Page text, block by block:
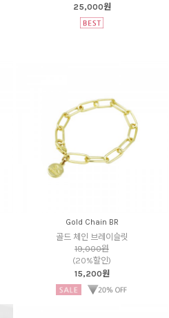
25,000원
Gold Chain BR
골드 체인 브레이슬릿
19,000원
(20%할인)
15,200원